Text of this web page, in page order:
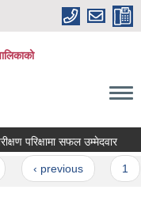
परिक्षामा सफल उम्मेदवार
‹ previous